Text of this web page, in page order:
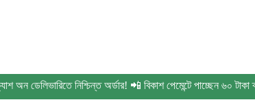
নিশ্চিন্ত অর্ডার! 📲 বিকাশ পেমেন্টে পাচ্ছেন ৬০ টাকা